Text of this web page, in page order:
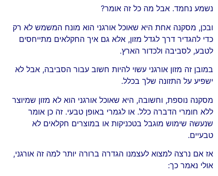
נשמע נחמד. אבל מה כל זה אומר?
ובכן, מסקנה אחת היא שאוכל אורגני הוא מונח המשמש לא רק
כדי להגדיר דרך לגדל מזון, אלא גם איך החקלאים מתייחסים
לטבע, לסביבה ולכדור הארץ.
במובן זה מזון אורגני עשוי להיות חשוב עבור הסביבה, אבל לא
ישפיע על התזונה שלך בכלל.
מסקנה נוספת, וחשובה, היא שאוכל אורגני הוא לא מזון שמיוצר
ללא חומרי הדברה כלל. או לגמרי באופן טבעי. זה כן אומר
שנעשה שימוש מוגבל בטכניקות או במוצרים חקלאים לא
טבעיים.
אז אם נרצה למצוא לעצמנו הגדרה ברורה יותר למה זה אורגני,
אולי נאמר כך: